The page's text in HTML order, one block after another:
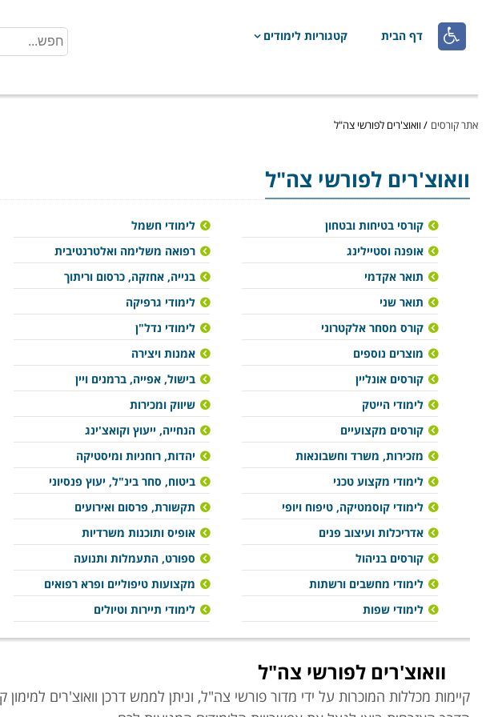
 דף הבית קטגוריות לימודים
אתר קורסים / וואוצ'רים לפורשי צה"ל
וואוצ'רים לפורשי צה"ל
קורסי בטיחות ובטחון
אופנה וסטיילינג
תואר אקדמי
תואר שני
קורס מסחר אלקטרוני
מוצרים נוספים
קורסים אונליין
לימודי הייטק
קורסים מקצועיים
מזכירות, משרד וחשבונאות
לימודי מקצוע טכני
לימודי קוסמטיקה, טיפוח ויופי
אדריכלות ועיצוב פנים
קורסים בניהול
לימודי מחשבים ורשתות
לימודי שפות
לימודי חשמל
רפואה משלימה ואלטרנטיבית
בנייה, אחזקה, כרסום וריתוך
לימודי גרפיקה
לימודי נדל"ן
אמנות ויצירה
בישול, אפייה, ברמנים ויין
שיווק ומכירות
הנחייה, ייעוץ וקואצ'ינג
יהדות, רוחניות ומיסטיקה
ביטוח, סחר בינ"ל, יעוץ פנסיוני
תקשורת, פרסום ואירועים
אופיס ותוכנות משרדיות
ספורט, התעמלות ותנועה
מקצועות טיפוליים ופרא רפואים
לימודי תיירות וטיולים
וואוצ'רים לפורשי צה"ל
קיימות מכללות המוכרות על ידי מדור פורשי צה"ל, וניתן לממש דרכן וואוצ'רים